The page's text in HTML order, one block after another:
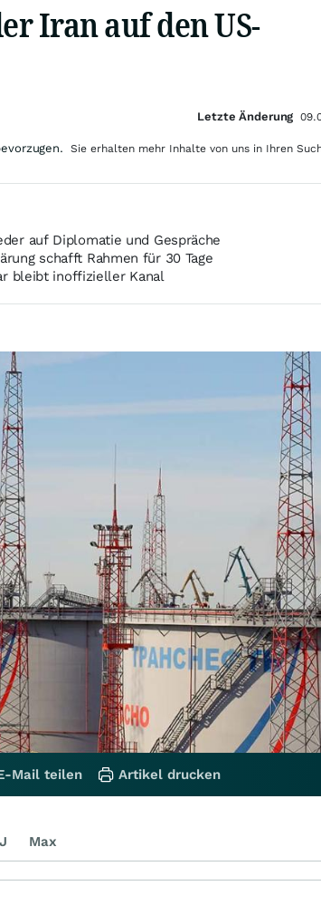
Iran auf den US-
auf Diplomatie und Gespräche
schafft Rahmen für 30 Tage
bleibt inoffizieller Kanal
Letzte Änderung
Sie erhalten mehr Inhalte von uns in Ihren
Mail teilen Artikel drucken
Max